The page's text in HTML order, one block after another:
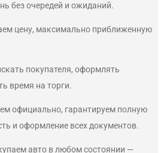
без очередей и ожиданий.
цену, максимально приближенную
покупателя, оформлять
время на торги.
официально, гарантируем полную
и оформление всех документов.
авто в любом состоянии —